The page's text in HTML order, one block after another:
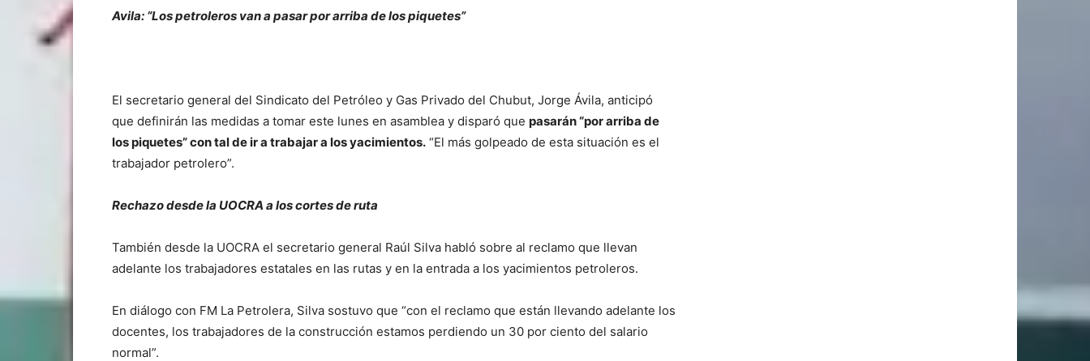
Avila: “Los petroleros van a pasar por arriba de los piquetes”
El secretario general del Sindicato del Petróleo y Gas Privado del Chubut, Jorge Ávila, anticipó
que definirán las medidas a tomar este lunes en asamblea y disparó que pasarán “por arriba de
los piquetes” con tal de ir a trabajar a los yacimientos. “El más golpeado de esta situación es el
trabajador petrolero”.
Rechazo desde la UOCRA a los cortes de ruta
También desde la UOCRA el secretario general Raúl Silva habló sobre al reclamo que llevan
adelante los trabajadores estatales en las rutas y en la entrada a los yacimientos petroleros.
En diálogo con FM La Petrolera, Silva sostuvo que “con el reclamo que están llevando adelante los
docentes, los trabajadores de la construcción estamos perdiendo un 30 por ciento del salario
normal”.